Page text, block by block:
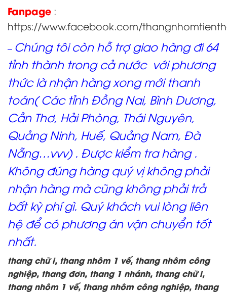
Fanpage :
https://www.facebook.com/
– Chúng tôi còn hỗ trợ giao hàng đi 64
tỉnh thành trong cả nước với phương
thức là nhận hàng xong mới thanh
toán( Các tỉnh Đồng Nai, Bình Dương,
Cần Thơ, Hải Phòng, Thái Nguyên,
Quảng Ninh, Huế, Quảng Nam, Đà
Nẵng…vvv) . Được kiểm tra hàng .
Không đúng hàng quý vị không phải
nhận hàng mà cũng không phải trả
bất kỳ phí gì. Quý khách vui lòng liên
hệ để có phương án vận chuyển tốt
nhất.
thang chữ i, thang nhôm 1 vế, thang nhôm công
nghiệp, thang đơn, thang 1 nhánh, thang chữ i,
thang nhôm 1 vế, thang nhôm công nghiệp, thang